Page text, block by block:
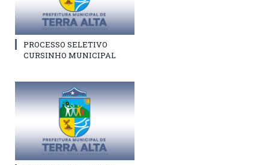
PROCESSO SELETIVO
CURSINHO MUNICIPAL